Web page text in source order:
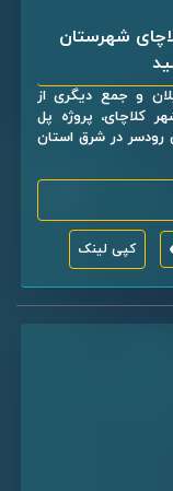
شهرستان
و جمع دیگری از
کلاچای، پروژه پل
در شرق استان
کپی لینک